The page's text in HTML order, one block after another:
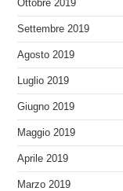
Ottobre 2019
Settembre 2019
Agosto 2019
Luglio 2019
Giugno 2019
Maggio 2019
Aprile 2019
Marzo 2019